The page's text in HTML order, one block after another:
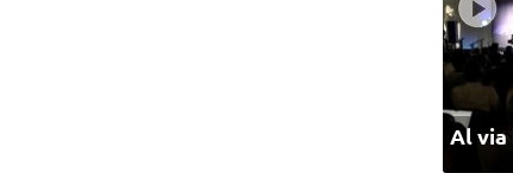
Al via